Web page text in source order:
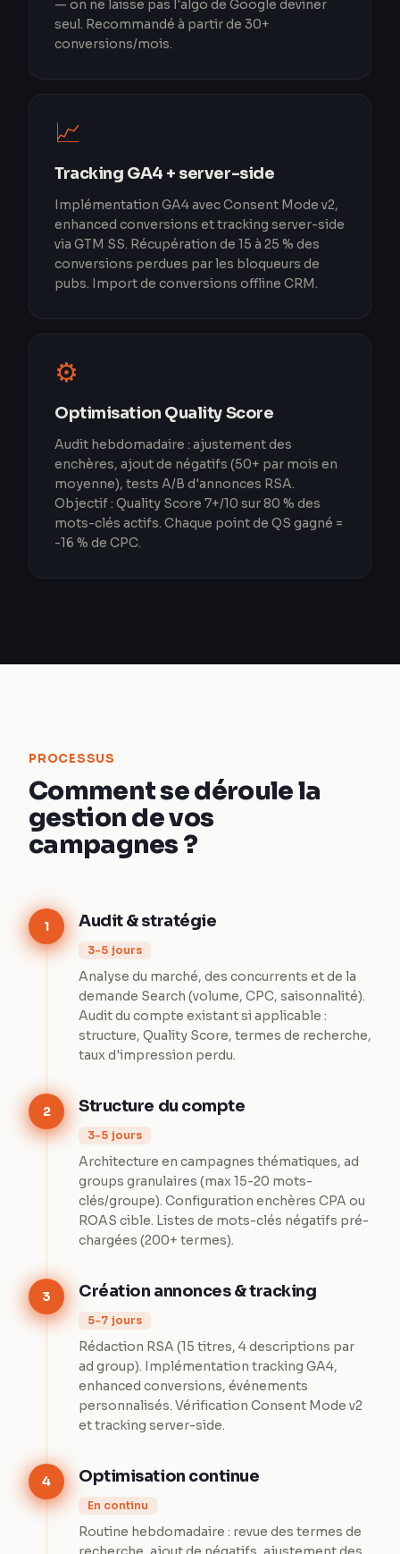
— on ne laisse pas l'algo de Google deviner
seul. Recommandé à partir de 30+
conversions/mois.
📈
Tracking GA4 + server-side
Implémentation GA4 avec Consent Mode v2,
enhanced conversions et tracking server-side
via GTM SS. Récupération de 15 à 25 % des
conversions perdues par les bloqueurs de
pubs. Import de conversions offline CRM.
⚙️
Optimisation Quality Score
Audit hebdomadaire : ajustement des
enchères, ajout de négatifs (50+ par mois en
moyenne), tests A/B d'annonces RSA.
Objectif : Quality Score 7+/10 sur 80 % des
mots-clés actifs. Chaque point de QS gagné =
-16 % de CPC.
PROCESSUS
Comment se déroule la
gestion de vos
campagnes ?
1 Audit & stratégie
3-5 jours
Analyse du marché, des concurrents et de la
demande Search (volume, CPC, saisonnalité).
Audit du compte existant si applicable :
structure, Quality Score, termes de recherche,
taux d'impression perdu.
2 Structure du compte
3-5 jours
Architecture en campagnes thématiques, ad
groups granulaires (max 15-20 mots-
clés/groupe). Configuration enchères CPA ou
ROAS cible. Listes de mots-clés négatifs pré-
chargées (200+ termes).
3 Création annonces & tracking
5-7 jours
Rédaction RSA (15 titres, 4 descriptions par
ad group). Implémentation tracking GA4,
enhanced conversions, événements
personnalisés. Vérification Consent Mode v2
et tracking server-side.
4 Optimisation continue
En continu
Routine hebdomadaire : revue des termes de